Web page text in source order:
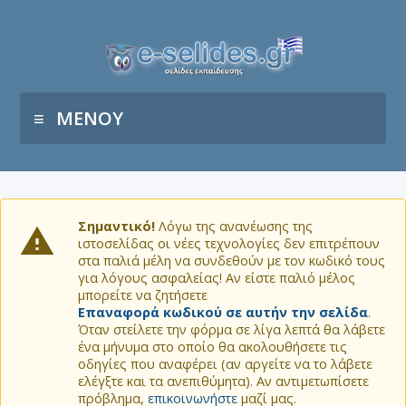
ΜΕΝΟΥ
Σημαντικό! Λόγω της ανανέωσης της
ιστοσελίδας οι νέες τεχνολογίες δεν επιτρέπουν
στα παλιά μέλη να συνδεθούν με τον κωδικό τους
για λόγους ασφαλείας! Αν είστε παλιό μέλος
μπορείτε να ζητήσετε
Επαναφορά κωδικού σε αυτήν την σελίδα.
Όταν στείλετε την φόρμα σε λίγα λεπτά θα λάβετε
ένα μήνυμα στο οποίο θα ακολουθήσετε τις
οδηγίες που αναφέρει (αν αργείτε να το λάβετε
ελέγξτε και τα ανεπιθύμητα). Αν αντιμετωπίσετε
πρόβλημα, επικοινωνήστε μαζί μας.